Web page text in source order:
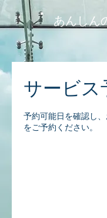
あんしん
サービス
予約可能日を確認し
をご予約ください。